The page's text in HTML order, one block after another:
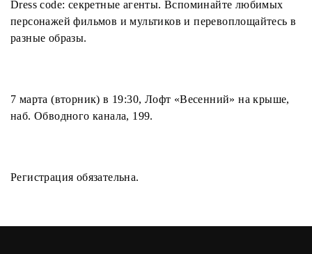
Dress code: секретные агенты. Вспоминайте любимых
персонажей фильмов и мультиков и перевоплощайтесь в
разные образы.
7 марта (вторник) в 19:30, Лофт «Весенний» на крыше,
наб. Обводного канала, 199.
Регистрация обязательна.